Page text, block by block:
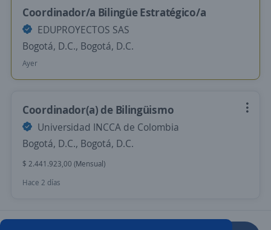
Coordinador/a Bilingüe Estratégico/a
EDUPROYECTOS SAS
Bogotá, D.C., Bogotá, D.C.
Ayer
Coordinador(a) de Bilingüismo
Universidad INCCA de Colombia
Bogotá, D.C., Bogotá, D.C.
$ 2.441.923,00 (Mensual)
Hace 2 días